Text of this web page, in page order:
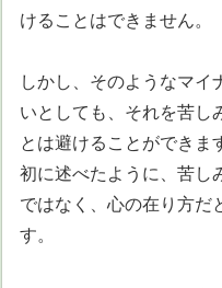
けることはできません。
しかし、そのようなマイ
いとしても、それを苦し
とは避けることができま
初に述べたように、苦し
ではなく、心の在り方だ
す。